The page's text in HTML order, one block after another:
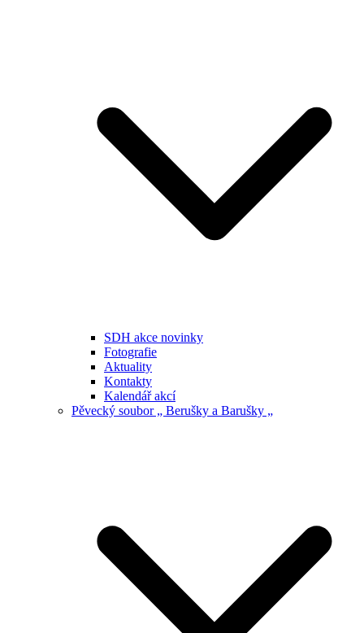
SDH akce novinky
Fotografie
Aktuality
Kontakty
Kalendář akcí
Pěvecký soubor „ Berušky a Barušky „